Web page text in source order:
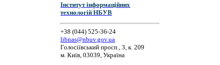
Інститут інформаційних
технологій НБУВ
+38 (044) 525-36-24
libnas@nbuv.gov.ua
Голосіївський просп., 3, к. 209
м. Київ, 03039, Україна